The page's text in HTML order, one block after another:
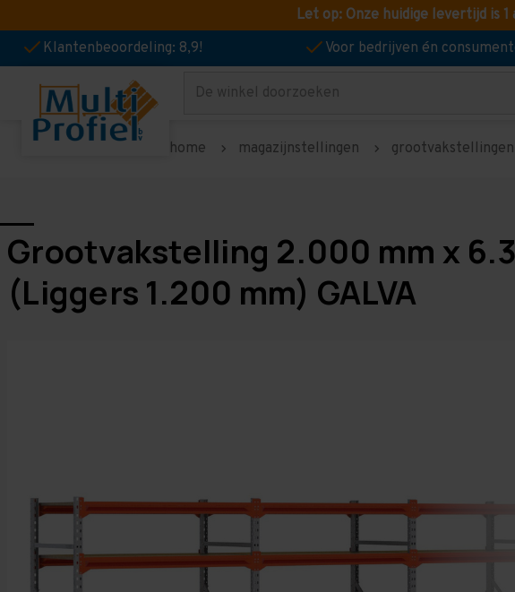
Let op: Onze huidige levertijd is
Klantenbeoordeling: 8,9!
Voor bedrijven én
Zoeken
home magazijnstellingen grootvakstellingen
Grootvakstelling 2.000 mm x
(Liggers 1.200 mm) GALVA